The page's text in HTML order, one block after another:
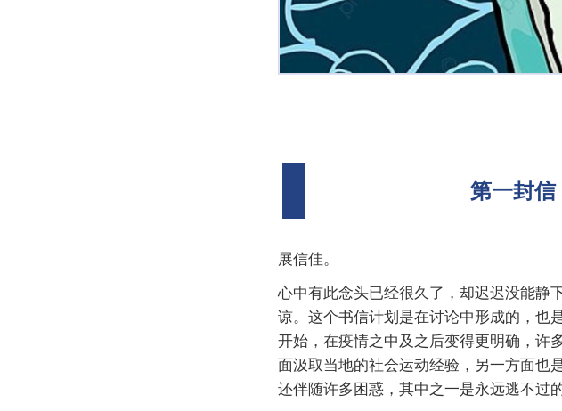
第一封
展信佳。
心中有此念头已经很久了，却迟迟没能静
谅。这个书信计划是在讨论中形成的，也
开始，在疫情之中及之后变得更明确，许
面汲取当地的社会运动经验，另一方面也
还伴随许多困惑，其中之一是永远逃不过